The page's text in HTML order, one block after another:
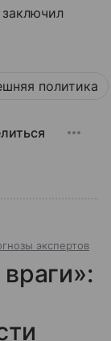
политика
экспертов